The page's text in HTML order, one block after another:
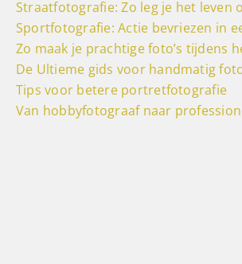
Straatfotografie: Zo leg je het leven
Sportfotografie: Actie bevriezen in
Zo maak je prachtige foto’s tijdens
De Ultieme gids voor handmatig
Tips voor betere portretfotografie
Van hobbyfotograaf naar